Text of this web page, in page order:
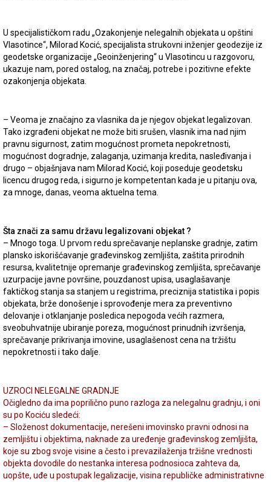
U specijalističkom radu „Ozakonjenje nelegalnih objekata u opštini
Vlasotince“, Milorad Kocić, specijalista strukovni inženjer geodezije iz
geodetske organizacije „Geoinženjering“ u Vlasotincu u razgovoru,
ukazuje nam, pored ostalog, na značaj, potrebe i pozitivne efekte
ozakonjenja objekata.
– Veoma je značajno za vlasnika da je njegov objekat legalizovan.
Tako izgrađeni objekat ne može biti srušen, vlasnik ima nad njim
pravnu sigurnost, zatim mogućnost prometa nepokretnosti,
mogućnost dogradnje, zalaganja, uzimanja kredita, nasleđivanja i
drugo – objašnjava nam Milorad Kocić, koji poseduje geodetsku
licencu drugog reda, i sigurno je kompetentan kada je u pitanju ova,
za mnoge, danas, veoma aktuelna tema.
Šta znači za samu državu legalizovani objekat ?
– Mnogo toga. U prvom redu sprečavanje neplanske gradnje, zatim
plansko iskorišćavanje građevinskog zemljišta, zaštita prirodnih
resursa, kvalitetnije opremanje građevinskog zemljišta, sprečavanje
uzurpacije javne površine, pouzdanost upisa, usaglašavanje
faktičkog stanja sa stanjem u registrima, preciznija statistika i popis
objekata, brže donošenje i sprovođenje mera za preventivno
delovanje i otklanjanje posledica nepogoda većih razmera,
sveobuhvatnije ubiranje poreza, mogućnost prinudnih izvršenja,
sprečavanje prikrivanja imovine, usaglašenost cena na tržištu
nepokretnosti i tako dalje.
UZROCI NELEGALNE GRADNJE
Očigledno da ima poprilično puno razloga za nelegalnu gradnju, i oni
su po Kociću sledeći:
– Složenost dokumentacije, nerešeni imovinsko pravni odnosi na
zemljištu i objektima, naknade za uređenje građevinskog zemljišta,
koje su zbog svoje visine a često i prevazilaženja tržišne vrednosti
objekta dovodile do nestanka interesa podnosioca zahteva da,
uopšte, uđe u postupak legalizacije, visina republičke administrativne